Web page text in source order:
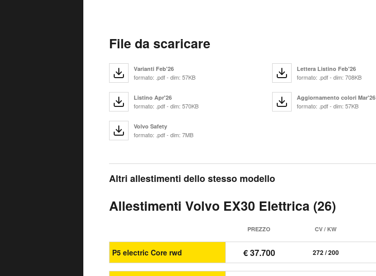
File da scaricare
Varianti Feb'26
formato: .pdf - dim: 57KB
Lettera Listino Feb'26
formato: .pdf - dim: 708KB
Listino Apr'26
formato: .pdf - dim: 570KB
Aggiornamento colori Mar'26
formato: .pdf - dim: 57KB
Volvo Safety
formato: .pdf - dim: 7MB
Altri allestimenti dello stesso modello
Allestimenti Volvo EX30 Elettrica (26)
PREZZO CV / KW
P5 electric Core rwd € 37.700 272 / 200